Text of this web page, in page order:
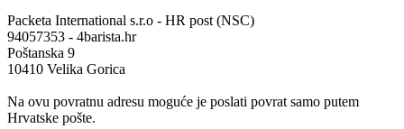
Packeta International s.r.o - HR post (NSC)
94057353 - 4barista.hr
Poštanska 9
10410 Velika Gorica
Na ovu povratnu adresu moguće je poslati povrat samo putem
Hrvatske pošte.